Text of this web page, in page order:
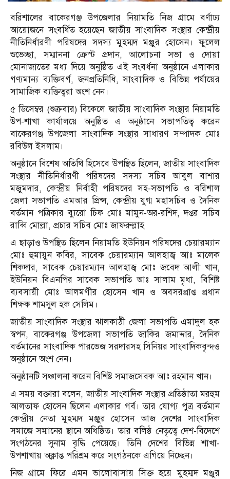
বরিশালের বাকেরগঞ্জ উপজেলার নিয়ামতি নিজ গ্রামে বর্ণাঢ্য
আয়োজনে সংবর্ধিত হয়েছেন জাতীয় সাংবাদিক সংস্থার কেন্দ্রীয়
নীতিনির্ধারণী পরিষদের সদস্য মুহম্মদ মঞ্জুর হোসেন। ফুলেল
শুভেচ্ছা, সম্মাননা ক্রেস্ট প্রদান, আলোচনা সভা ও দোয়া
মোনাজাতের মধ্য দিয়ে অনুষ্ঠিত এই সংবর্ধনা অনুষ্ঠানে এলাকার
গণ্যমান্য ব্যক্তিবর্গ, জনপ্রতিনিধি, সাংবাদিক ও বিভিন্ন পর্যায়ের
সামাজিক ব্যক্তিত্বরা অংশ নেন।
৫ ডিসেম্বর (শুক্রবার) বিকেলে জাতীয় সাংবাদিক সংস্থার নিয়ামতি
উপ-শাখা কার্যালয়ে অনুষ্ঠিত এ অনুষ্ঠানে সভাপতিত্ব করেন
বাকেরগঞ্জ উপজেলা সাংবাদিক সংস্থার সাধারণ সম্পাদক মোঃ
রবিউল ইসলাম।
অনুষ্ঠানে বিশেষ অতিথি হিসেবে উপস্থিত ছিলেন, জাতীয় সাংবাদিক
সংস্থার নীতিনির্ধারণী পরিষদের সদস্য সচিব আবুল বাশার
মজুমদার, কেন্দ্রীয় নির্বাহী পরিষদের সহ-সভাপতি ও বরিশাল
জেলা সভাপতি এমআর প্রিন্স, কেন্দ্রীয় যুগ্ম মহাসচিব ও দৈনিক
বর্তমান পত্রিকার ব্যুরো চিফ মোঃ মামুন-অর-রশিদ, দপ্তর সচিব
রাব্বি মোল্লা, প্রচার সচিব মোঃ জাফরুল্লাহ
এ ছাড়াও উপস্থিত ছিলেন নিয়ামতি ইউনিয়ন পরিষদের চেয়ারম্যান
মোঃ হুমায়ুন কবির, সাবেক চেয়ারম্যান আলহাজ্ব আঃ মালেক
শিকদার, সাবেক চেয়ারম্যান আলহাজ্ব মোঃ জবেদ আলী খান,
ইউনিয়ন বিএনপির সাবেক সভাপতি আঃ সালাম মৃধা, বিশিষ্ট
ব্যবসায়ী মোঃ আলমগীর হোসেন খান ও অবসরপ্রাপ্ত প্রধান
শিক্ষক শামসুল হক সেলিম।
জাতীয় সাংবাদিক সংস্থার ঝালকাঠী জেলা সভাপতি এমাদুল হক
স্বপন, বাকেরগঞ্জ উপজেলা সভাপতি জাকির জমাদ্দার, দৈনিক
বর্তমানের সাংবাদিক পারভেজ সরদারসহ সিনিয়র সাংবাদিকবৃন্দও
অনুষ্ঠানে অংশ নেন।
অনুষ্ঠানটি সঞ্চালনা করেন বিশিষ্ট সমাজসেবক আঃ রহমান খান।
এ সময় বক্তারা বলেন, জাতীয় সাংবাদিক সংস্থার প্রতিষ্ঠাতা মরহুম
আলতাফ হোসেন ছিলেন এলাকার গর্ব। তার যোগ্য পুত্র বর্তমান
কেন্দ্রীয় নেতা মুহম্মদ মঞ্জুর হোসেন আজ দেশের সাংবাদিক
সমাজে সম্মানের স্থানে অধিষ্ঠিত। তার বলিষ্ঠ নেতৃত্বে দেশ-বিদেশে
সংগঠনের সুনাম বৃদ্ধি পেয়েছে। তিনি দেশের বিভিন্ন শাখা-
উপশাখায় অক্লান্ত পরিশ্রম করে সংগঠনকে এগিয়ে নিচ্ছেন।
নিজ গ্রামে ফিরে এমন ভালোবাসায় সিক্ত হয়ে মুহম্মদ মঞ্জুর